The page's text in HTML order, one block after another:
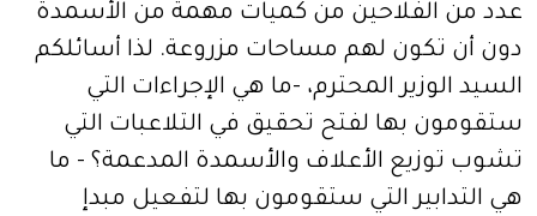
عدد من الفلاحين من كميات مهمة من الأسمدة
دون أن تكون لهم مساحات مزروعة. لذا أسائلكم
السيد الوزير المحترم، -ما هي الإجراءات التي
ستقومون بها لفتح تحقيق في التلاعبات التي
تشوب توزيع الأعلاف والأسمدة المدعمة؟ - ما
هي التدابير التي ستقومون بها لتفعيل مبدإ